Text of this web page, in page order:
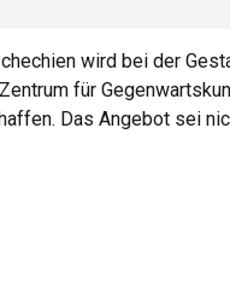
wird bei der
für
Das Angebot sei